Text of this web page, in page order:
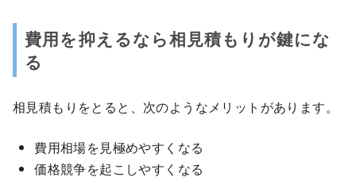
費用を抑えるなら相見積もりが鍵にな
る
相見積もりをとると、次のようなメリットがあります。
費用相場を見極めやすくなる
価格競争を起こしやすくなる